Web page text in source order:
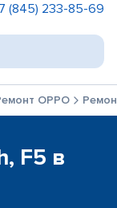
(845) 233-85-69
OPPO
F5 в